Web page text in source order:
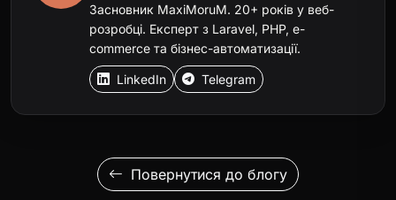
Засновник MaxiMoruM. 20+ років у веб-
розробці. Експерт з Laravel, PHP, e-
commerce та бізнес-автоматизації.
LinkedIn Telegram
Повернутися до блогу